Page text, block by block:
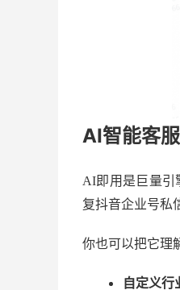
AI智能客服
AI即用是巨量引
复抖音企业号私
你也可以把它理
自定义行